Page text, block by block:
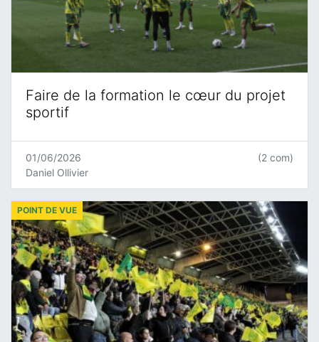
Faire de la formation le cœur du projet
sportif
01/06/2026
Daniel Ollivier
(2 com)
POINT DE VUE